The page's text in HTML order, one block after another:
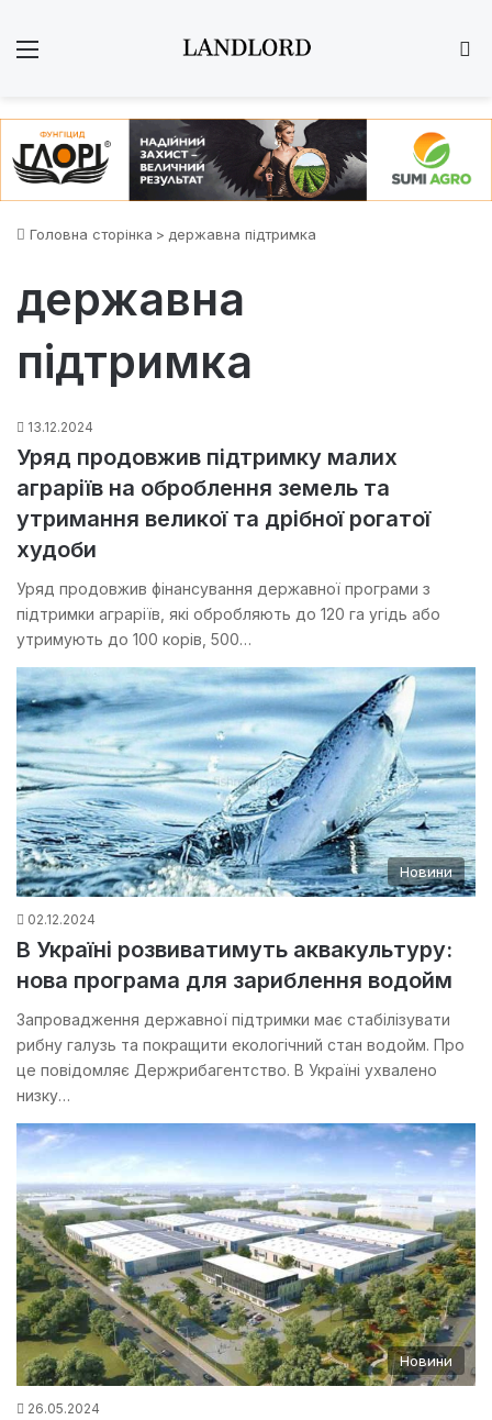
Головна сторінка > державна підтримка
державна
підтримка
13.12.2024
Уряд продовжив підтримку малих
аграріїв на оброблення земель та
утримання великої та дрібної рогатої
худоби
Уряд продовжив фінансування державної програми з
підтримки аграріїв, які обробляють до 120 га угідь або
утримують до 100 корів, 500…
Новини
02.12.2024
В Україні розвиватимуть аквакультуру:
нова програма для зариблення водойм
Запровадження державної підтримки має стабілізувати
рибну галузь та покращити екологічний стан водойм. Про
це повідомляє Держрибагентство. В Україні ухвалено
низку…
Новини
26.05.2024